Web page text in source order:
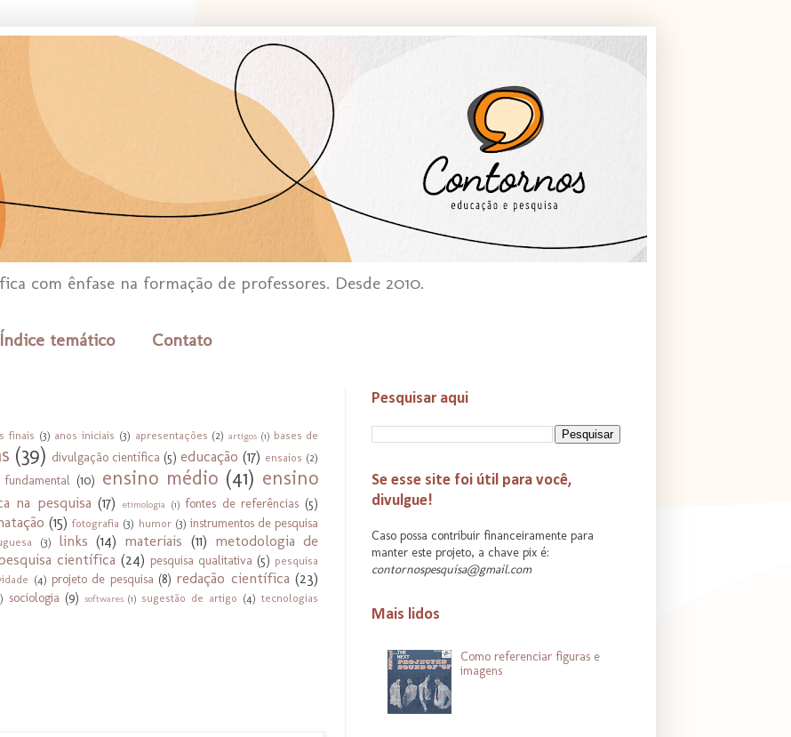
com ênfase na formação de professores. Desde 2010.
Índice temático Contato
finais (3) anos iniciais (3) apresentações (2) artigos (1) bases de
(39) divulgação científica (5) educação (17) ensaios (2)
fundamental (10) ensino médio (41) ensino
na pesquisa (17) etimologia (1) fontes de referências (5)
(15) fotografia (3) humor (3) instrumentos de pesquisa
(3) links (14) materiais (11) metodologia de
científica (24) pesquisa qualitativa (5) pesquisa
(4) projeto de pesquisa (8) redação científica (23)
sociologia (9) softwares (1) sugestão de artigo (4) tecnologias
Pesquisar aqui
Se esse site foi útil para você,
divulgue!
Caso possa contribuir financeiramente para
manter este projeto, a chave pix é:
contornospesquisa@gmail.com
Mais lidos
Como referenciar figuras e
imagens